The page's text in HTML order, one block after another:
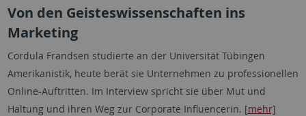
Von den Geisteswissenschaften ins
Marketing
Cordula Frandsen studierte an der Universität Tübingen
Amerikanistik, heute berät sie Unternehmen zu professionellen
Online-Auftritten. Im Interview spricht sie über Mut und
Haltung und ihren Weg zur Corporate Influencerin. [mehr]